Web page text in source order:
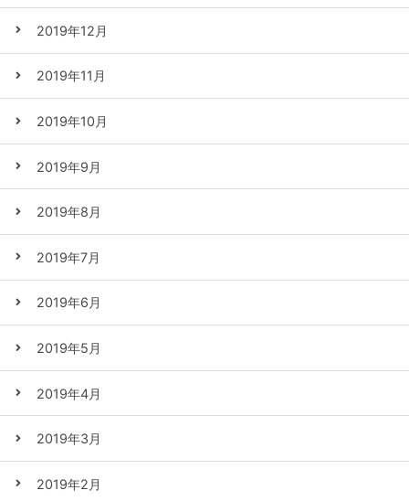
2019年12月
2019年11月
2019年10月
2019年9月
2019年8月
2019年7月
2019年6月
2019年5月
2019年4月
2019年3月
2019年2月